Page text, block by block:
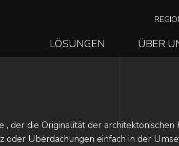
MAIN
LÖSUNGEN ÜBER
der die Originalität der architektonischen
Überdachungen einfach in der